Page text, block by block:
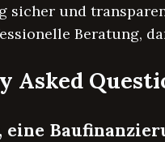
sicher und
Beratung,
Asked
eine